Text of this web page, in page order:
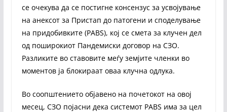
се очекува да се постигне консензус за усвојување
на анексот за Пристап до патогени и споделување
на придобивките (PABS), кој се смета за клучен дел
од поширокиот Пандемиски договор на СЗО.
Разликите во ставовите меѓу земјите членки во
моментов ја блокираат оваа клучна одлука.
Во соопштението објавено на почетокот на овој
месец, СЗО појасни дека системот PABS има за цел